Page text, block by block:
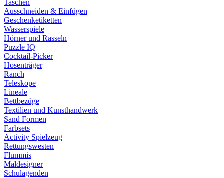
Taschen
Ausschneiden & Einfügen
Geschenketiketten
Wasserspiele
Hörner und Rasseln
Puzzle IQ
Cocktail-Picker
Hosenträger
Ranch
Teleskope
Lineale
Bettbezüge
Textilien und Kunsthandwerk
Sand Formen
Farbsets
Activity Spielzeug
Rettungswesten
Flummis
Maldesigner
Schulagenden